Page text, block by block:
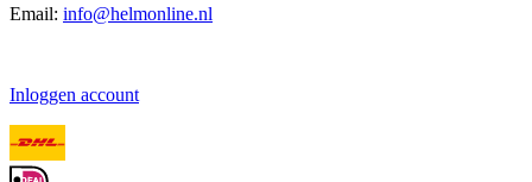
Email: info@helmonline.nl
Inloggen account